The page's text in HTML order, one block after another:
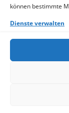
können bestimmte
Dienste verwalten
D-10115 Berlin
Login
Impressum
Cookie-Richtlinie